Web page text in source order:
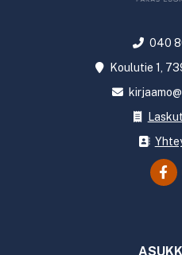
040
Koulutie 1,